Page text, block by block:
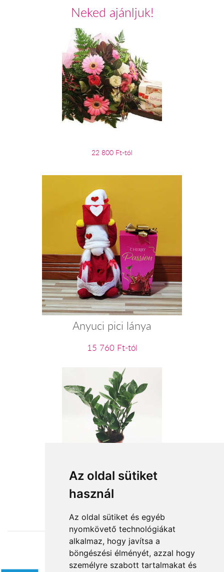
Az oldal sütiket
használ
Az oldal sütiket és egyéb
nyomkövető technológiákat
alkalmaz, hogy javítsa a
böngészési élményét, azzal hogy
személyre szabott tartalmakat és
Neked ajánljuk!
22 800 Ft-tól
Anyuci pici lánya
15 760 Ft-tól
Cserepes Zamio
10 480 Ft-tól
Elfogadott fizetési módok